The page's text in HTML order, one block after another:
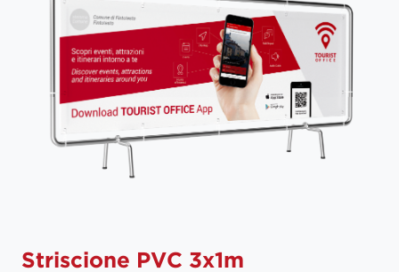
Striscione PVC 3x1m